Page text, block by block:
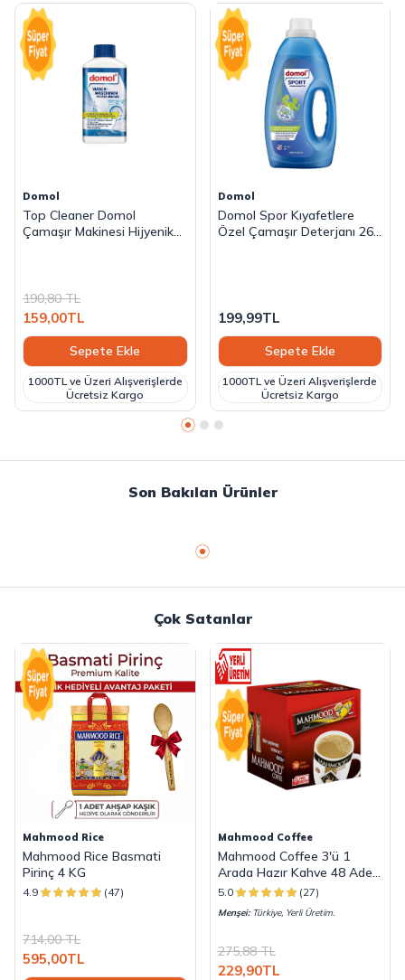
Domol
Top Cleaner Domol
Çamaşır Makinesi Hijyenik
190,80TL
159,00TL
Sepete Ekle
1000TL ve Üzeri Alışverişlerde
Ücretsiz Kargo
Domol
Domol Spor Kıyafetlere
Özel Çamaşır Deterjanı 26
199,99TL
Sepete Ekle
1000TL ve Üzeri Alışverişlerde
Ücretsiz Kargo
Son Bakılan Ürünler
Çok Satanlar
Mahmood Rice
Mahmood Rice Basmati
Pirinç 4 KG
4.9 (47)
714,00TL
595,00TL
Mahmood Coffee
Mahmood Coffee 3'ü 1
Arada Hazır Kahve 48 Adet
x 18 G
5.0 (27)
Menşei:Türkiye, Yerli Üretim.
275,88TL
229,90TL